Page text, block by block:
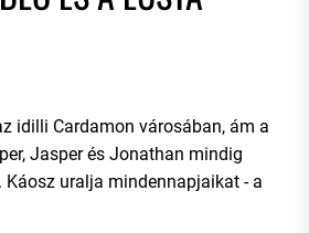
idilli Cardamon városában, ám a
Jasper és Jonathan mindig
uralja mindennapjaikat - a